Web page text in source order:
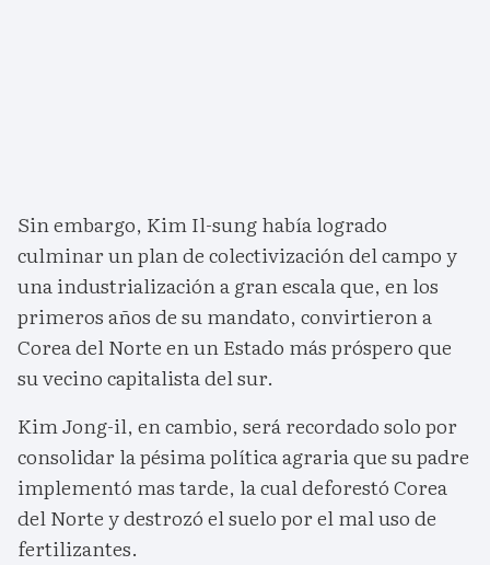
Sin embargo, Kim Il-sung había logrado
culminar un plan de colectivización del campo y
una industrialización a gran escala que, en los
primeros años de su mandato, convirtieron a
Corea del Norte en un Estado más próspero que
su vecino capitalista del sur.
Kim Jong-il, en cambio, será recordado solo por
consolidar la pésima política agraria que su padre
implementó mas tarde, la cual deforestó Corea
del Norte y destrozó el suelo por el mal uso de
fertilizantes.